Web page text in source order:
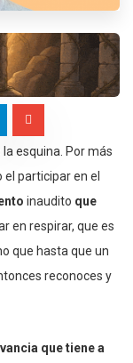
esquina. Por más
participar en el
inaudito que
en respirar, que es
que hasta que un
reconoces y
que tiene a